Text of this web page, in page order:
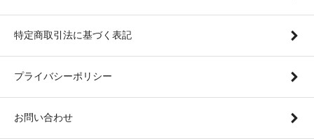
特定商取引法に基づく表記
プライバシーポリシー
お問い合わせ